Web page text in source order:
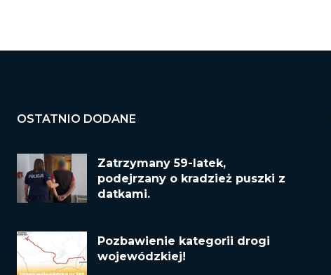
OSTATNIO DODANE
Zatrzymany 59-latek,
podejrzany o kradzież puszki z
datkami.
Pozbawienie kategorii drogi
wojewódzkiej!